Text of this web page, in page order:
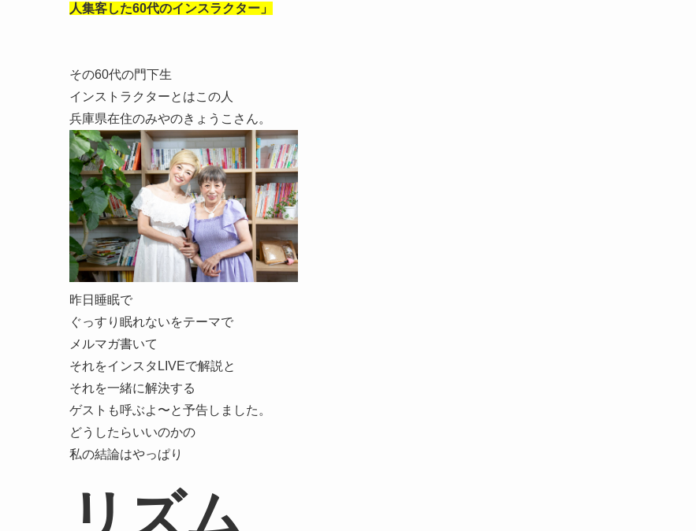
人集客した60代のインスラクター」
その60代の門下生
インストラクターとはこの人
兵庫県在住のみやのきょうこさん。
昨日睡眠で
ぐっすり眠れないをテーマで
メルマガ書いて
それをインスタLIVEで解説と
それを一緒に解決する
ゲストも呼ぶよ〜と予告しました。
どうしたらいいのかの
私の結論はやっぱり
リズム